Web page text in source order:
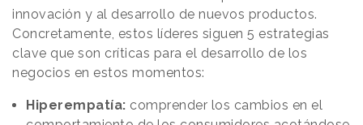
innovación y al desarrollo de nuevos productos.
Concretamente, estos líderes siguen 5 estrategias
clave que son críticas para el desarrollo de los
negocios en estos momentos:
Hiperempatía: comprender los cambios en el